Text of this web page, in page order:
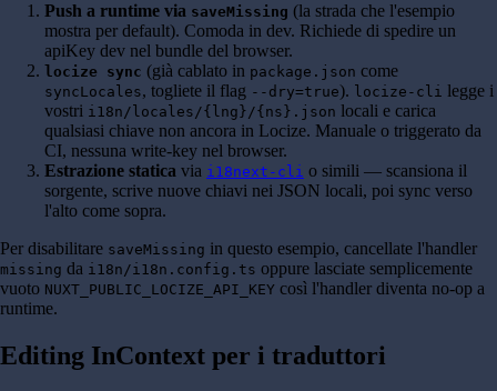
Push a runtime via saveMissing (la strada che l'esempio
mostra per default). Comoda in dev. Richiede di spedire un
apiKey dev nel bundle del browser.
locize sync (già cablato in package.json come
syncLocales, togliete il flag --dry=true). locize-cli legge i
vostri i18n/locales/{lng}/{ns}.json locali e carica
qualsiasi chiave non ancora in Locize. Manuale o triggerato da
CI, nessuna write-key nel browser.
Estrazione statica via i18next-cli o simili — scansiona il
sorgente, scrive nuove chiavi nei JSON locali, poi sync verso
l'alto come sopra.
Per disabilitare saveMissing in questo esempio, cancellate l'handler
missing da i18n/i18n.config.ts oppure lasciate semplicemente
vuoto NUXT_PUBLIC_LOCIZE_API_KEY così l'handler diventa no-op a
runtime.
Editing InContext per i traduttori